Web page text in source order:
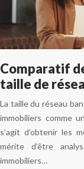
Comparatif
taille de
La taille du réseau
immobiliers comme
s’agit d’obtenir les
mérite d’être
immobiliers…